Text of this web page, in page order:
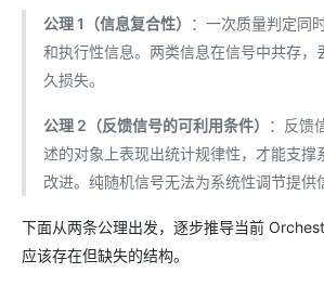
公理 1（信息复合性）
：一次质量判定同
和执行性信息。两类信息在信号中共存，
久损失。
公理 2（反馈信号的可利用条件）
：反馈
述的对象上表现出统计规律性，才能支撑
改进。纯随机信号无法为系统性调节提供
下面从两条公理出发，逐步推导当前
应该存在但缺失的结构。